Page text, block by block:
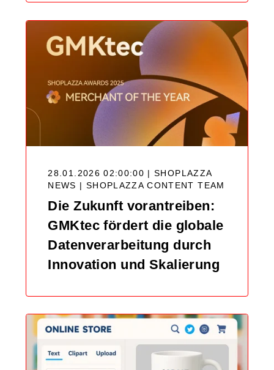
28.01.2026 02:00:00 | SHOPLAZZA
NEWS | SHOPLAZZA CONTENT TEAM
Die Zukunft vorantreiben:
GMKtec fördert die globale
Datenverarbeitung durch
Innovation und Skalierung